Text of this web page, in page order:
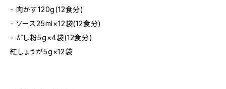
- 肉かす120g(12食分)
- ソース25ml×12袋(12食分)
- だし粉5g×4袋(12食分)
紅しょうが5g×12袋